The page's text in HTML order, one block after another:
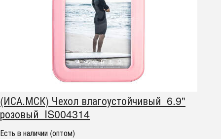
(ИСА.МСК) Чехол влагоустойчивый 6.9"
розовый IS004314
Есть в наличии (оптом)